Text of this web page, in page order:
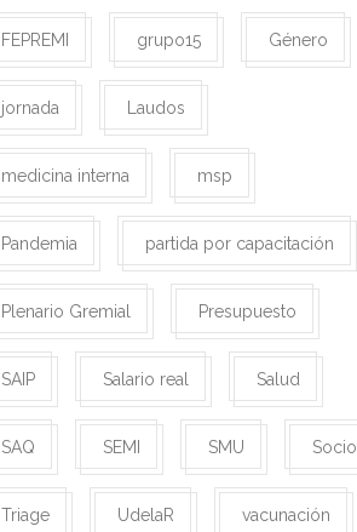
FEPREMI grupo15 Género
jornada Laudos
medicina interna msp
Pandemia partida por capacitación
Plenario Gremial Presupuesto
SAIP Salario real Salud
SAQ SEMI SMU
Triage UdelaR vacunación